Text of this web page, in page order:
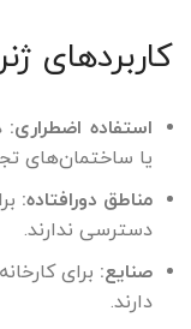
کاربردهای
استفاده اضطراری:
یا ساختمان‌های
مناطق دورافتاده:
دسترسی ندارند.
صنایع: برای
دارند.